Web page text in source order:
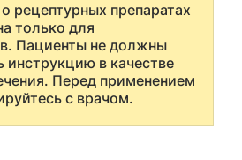
рецептурных препаратах
только для
Пациенты не должны
инструкцию в качестве
Перед применением
с врачом.